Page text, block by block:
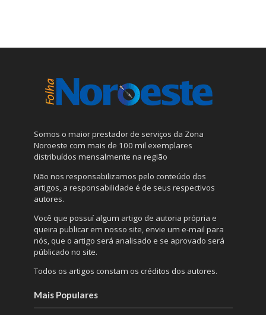
Somos o maior prestador de serviços da Zona
Noroeste com mais de 100 mil exemplares
distribuídos mensalmente na região
Não nos responsabilizamos pelo conteúdo dos
artigos, a responsabilidade é de seus respectivos
autores.
Você que possuí algum artigo de autoria própria e
queira publicar em nosso site, envie um e-mail para
nós, que o artigo será analisado e se aprovado será
públicado no site.
Todos os artigos constam os créditos dos autores.
Mais Populares